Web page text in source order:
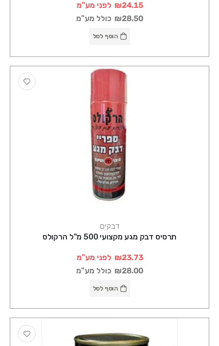
₪24.15 לפני מע"מ
₪28.50 כולל מע"מ
הוסף לסל
דבקים
תרסיס דבק מגע מקצועי 500 מ"ל הרקולס
₪23.73 לפני מע"מ
₪28.00 כולל מע"מ
הוסף לסל